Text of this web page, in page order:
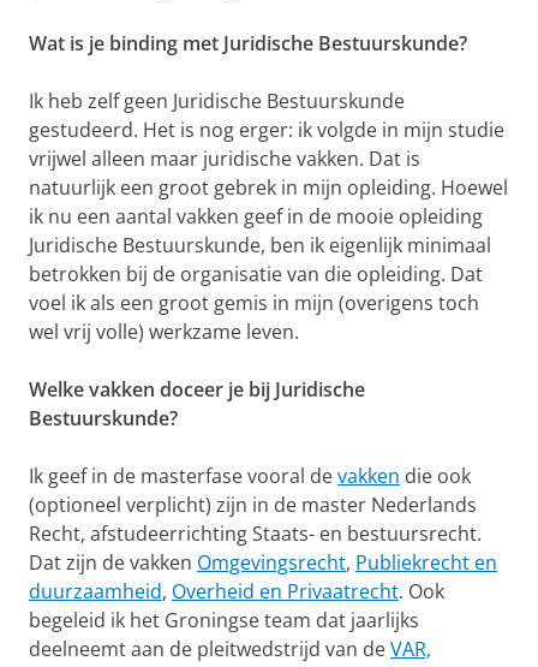
Wat is je binding met Juridische Bestuurskunde?
Ik heb zelf geen Juridische Bestuurskunde
gestudeerd. Het is nog erger: ik volgde in mijn studie
vrijwel alleen maar juridische vakken. Dat is
natuurlijk een groot gebrek in mijn opleiding. Hoewel
ik nu een aantal vakken geef in de mooie opleiding
Juridische Bestuurskunde, ben ik eigenlijk minimaal
betrokken bij de organisatie van die opleiding. Dat
voel ik als een groot gemis in mijn (overigens toch
wel vrij volle) werkzame leven.
Welke vakken doceer je bij Juridische
Bestuurskunde?
Ik geef in de masterfase vooral devakken die ook
(optioneel verplicht) zijn in de master Nederlands
Recht, afstudeerrichting Staats- en bestuursrecht.
Dat zijn de vakken Omgevingsrecht, Publiekrecht en
duurzaamheid, Overheid en Privaatrecht. Ook
begeleid ik het Groningse team dat jaarlijks
deelneemt aan de pleitwedstrijd van deVAR,